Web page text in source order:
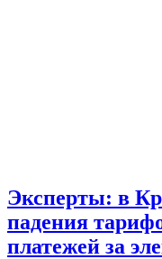
Эксперты: в
падения
платежей за